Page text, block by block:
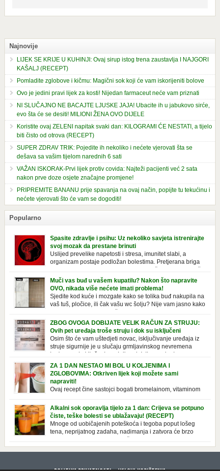
Najnovije
LIJEK SE KRIJE U KUHINJI: Ovaj sirup istog trena zaustavlja I NAJGORI
KAŠALJ (RECEPT)
Pomladite zglobove i kičmu: Magični sok koji će vam iskorijeniti bolove
Ovo je jedini pravi lijek za kosti! Nijedan farmaceut neće vam priznati
NI SLUČAJNO NE BACAJTE LJUSKE JAJA! Ubacite ih u jabukovo sirće,
evo šta će se desiti! MILIONI ŽENA OVO DIJELE
Koristite ovaj ZELENI napitak svaki dan: KILOGRAMI ĆE NESTATI, a tijelo
biti čisto od otrova (RECEPT)
SUPER ZDRAV TRIK: Pojedite ih nekoliko i nećete vjerovati šta se
dešava sa vašim tijelom narednih 6 sati
VAŽAN ISKORAK-Prvi lijek protiv covida: Najteži pacijenti već 2 sata
nakon prve doze osjete značajne promjene!
PRIPREMITE BANANU prije spavanja na ovaj način, popijte tu tekućinu i
nećete vjerovati što će vam se dogoditi!
Popularno
Spasite zdravlje i psihu: Uz nekoliko savjeta istrenirajte
svoj mozak da prestane brinuti
Uslijed prevelike napetosti i stresa, imunitet slabi, a
organizam postaje podložan bolestima. Pretjerana briga
izazvati stres, depresiju, umor i loše zdravstveno stanje. Jeste li znali da
pretjerana briga može povećati broj otkucaja srca, otežati disanje i
izazvati bljedilo lica? Krv se povlači s površine i odlazi […]
Muči vas buđ u vašem kupatilu? Nakon što napravite
OVO, nikada više nećete imati problema!
Sjedite kod kuće i mozgate kako se tolika buđ nakupila na
vaš tuš, pločice, ili čak vašu wc šolju? Nije vam jasno kako
ne izgleda nikako lijepo. Na svu sreću, donosimo vam jednostavan
pripravak koji sami možete napraviti u vašem domu, a […]
ZBOG OVOGA DOBIJATE VELIK RAČUN ZA STRUJU:
Ovih pet uređaja troše struju i dok su isključeni
Osim što će vam uštedjeti novac, isključivanje uređaja iz
struje sigurnije je u slučaju grmljavinskog nevremena
kada su svi uključeni uređaji pod rizikom od udara groma.
Znate li da vaši kućanski aparati vode tajni život dok su isključeni? Ovo
je popis uređaja koji troše električnu energiju čak i kada su u stanju
mirovanja: Punjač mobitela […]
ZA 1 DAN NESTAO MI BOL U KOLJENIMA I
ZGLOBOVIMA: Otkriven lijek koji možete sami
napraviti!
Ovaj recept čine sastojci bogati bromelainom, vitaminom
bolna koljena i zglobove, već i jačaju tetive i ligamente. Iako se
uglavnom javlja u starijoj dobi, zbog starenja ligamenata i zglobova, to
se takođe može pripisati lošem držanju ili nošenju neprikladne obuće
duže vrijeme. Srećom, tu je efektan prirodni […]
Alkalni sok oporavlja tijelo za 1 dan: Crijeva se potpuno
čiste, teške bolesti se ublažavaju! (RECEPT)
Mnoge od uobičajenih poteškoća i tegoba poput lošeg
tena, neprijatnog zadaha, nadimanja i zatvora će brzo
nestati. Zdravo se hraniti znači jesti kisele i alkalne
namirnice u pravilnoj razmjeri. U savremenoj ishrani, pak, dominira